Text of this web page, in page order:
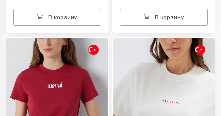
В корзину В корзину